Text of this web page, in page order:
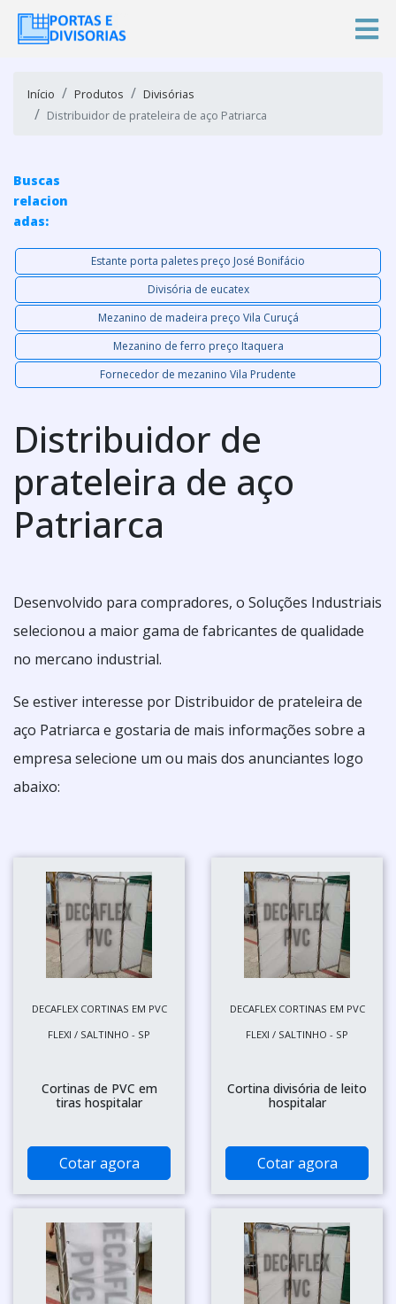
Início Produtos
Divisórias
Distribuidor de prateleira de aço Patriarca
Buscas
relacion
adas:
Estante porta paletes preço José Bonifácio
Divisória de eucatex
Mezanino de madeira preço Vila Curuçá
Mezanino de ferro preço Itaquera
Fornecedor de mezanino Vila Prudente
Distribuidor de
prateleira de aço
Patriarca
Desenvolvido para compradores, o Soluções Industriais
selecionou a maior gama de fabricantes de qualidade
no mercano industrial.
Se estiver interesse por Distribuidor de prateleira de
aço Patriarca e gostaria de mais informações sobre a
empresa selecione um ou mais dos anunciantes logo
abaixo:
DECAFLEX CORTINAS EM PVC
FLEXI / SALTINHO - SP
Cortinas de PVC em
tiras hospitalar
Cotar agora
DECAFLEX CORTINAS EM PVC
FLEXI / SALTINHO - SP
Cortina divisória de leito
hospitalar
Cotar agora